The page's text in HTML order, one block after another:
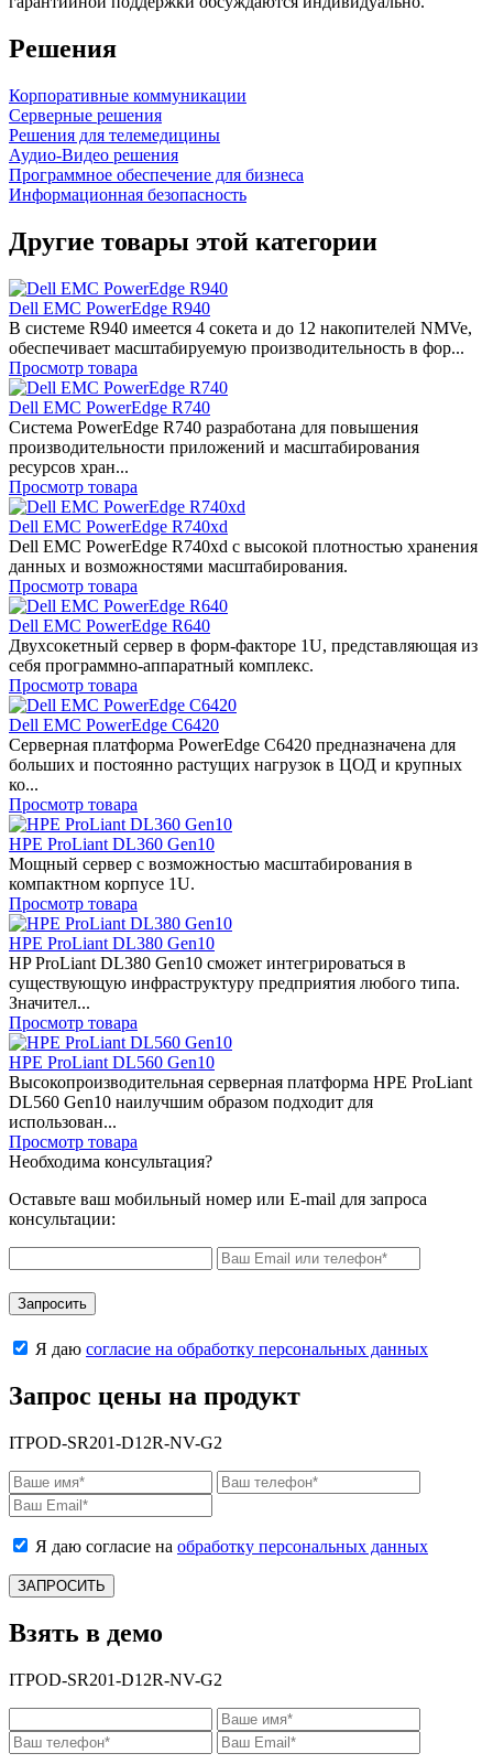
Решения
Корпоративные коммуникации
Серверные решения
Решения для телемедицины
Аудио-Видео решения
Программное обеспечение для бизнеса
Информационная безопасность
Другие товары этой категории
Dell EMC PowerEdge R940
В системе R940 имеется 4 сокета и до 12 накопителей NMVe,
обеспечивает масштабируемую производительность в фор...
Просмотр товара
Dell EMC PowerEdge R740
Система PowerEdge R740 разработана для повышения
производительности приложений и масштабирования
ресурсов хран...
Просмотр товара
Dell EMC PowerEdge R740xd
Dell EMC PowerEdge R740xd с высокой плотностью хранения
данных и возможностями масштабирования.
Просмотр товара
Dell EMC PowerEdge R640
Двухсокетный сервер в форм-факторе 1U, представляющая из
себя программно-аппаратный комплекс.
Просмотр товара
Dell EMC PowerEdge C6420
Серверная платформа PowerEdge C6420 предназначена для
больших и постоянно растущих нагрузок в ЦОД и крупных
ко...
Просмотр товара
HPE ProLiant DL360 Gen10
Мощный сервер с возможностью масштабирования в
компактном корпусе 1U.
Просмотр товара
HPE ProLiant DL380 Gen10
HP ProLiant DL380 Gen10 сможет интегрироваться в
существующую инфраструктуру предприятия любого типа.
Значител...
Просмотр товара
HPE ProLiant DL560 Gen10
Высокопроизводительная серверная платформа HPE ProLiant
DL560 Gen10 наилучшим образом подходит для
использован...
Просмотр товара
Необходима консультация?
Оставьте ваш мобильный номер или E-mail для запроса
консультации:
Запросить
Я даю согласие на обработку персональных данных
Запрос цены на продукт
ITPOD‑SR201‑D12R-NV-G2
Я даю согласие на обработку персональных данных
ЗАПРОСИТЬ
Взять в демо
ITPOD‑SR201‑D12R-NV-G2